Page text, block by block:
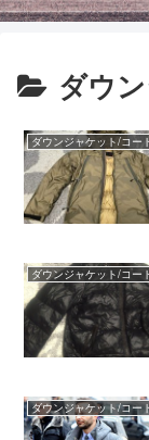
ダウ
ダウンジャケット/コー
ダウンジャケット/コー
ダウンジャケット/コー